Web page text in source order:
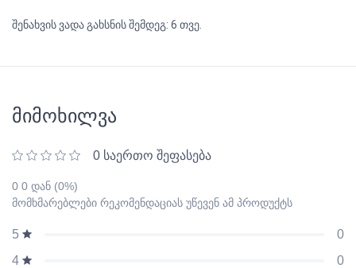
შენახვის ვადა გახსნის შემდეგ: 6 თვე.
მიმოხილვა
0 საერთო შეფასება
0 0 დან (0%)
მომხმარებლები რეკომენდაციას უწევენ ამ პროდუქტს
5
0
4
0